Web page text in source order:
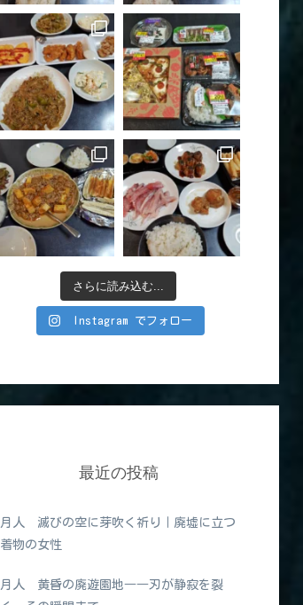
さらに読み込む...
Instagram でフォロー
最近の投稿
月人 滅びの空に芽吹く祈り｜廃墟に立つ
着物の女性
月人 黄昏の廃遊園地――刃が静寂を裂